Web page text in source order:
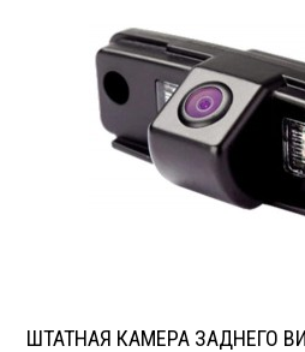
ШТАТНАЯ КАМЕРА ЗАДНЕГО